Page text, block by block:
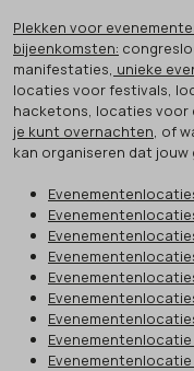
Plekken voor
bijeenkomsten:
manifestaties, unieke
locaties voor festivals,
hacketons, locaties voor
je kunt overnachten , of
kan organiseren dat jouw
Evenementenlocatie